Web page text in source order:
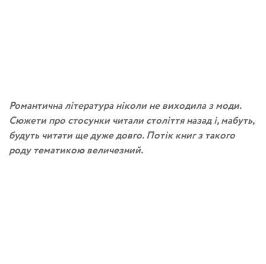
Романтична література ніколи не виходила з моди.
Сюжети про стосунки читали століття назад і, мабуть,
будуть читати ще дуже довго. Потік книг з такого
роду тематикою величезний.